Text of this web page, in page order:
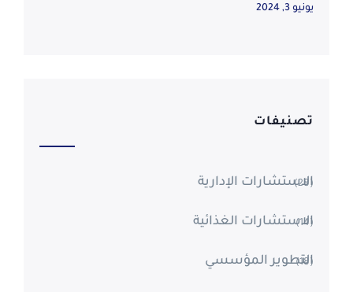
يونيو 3, 2024
تصنيفات
الاستشارات الإدارية(28)
الاستشارات الغذائية(14)
التطوير المؤسسي(18)